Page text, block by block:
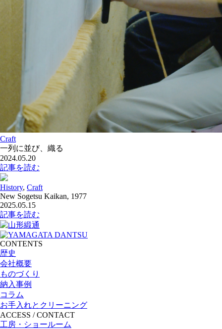
Craft
一列に並び、織る
2024.05.20
記事を読む
History, Craft
New Sogetsu Kaikan, 1977
2025.05.15
記事を読む
CONTENTS
歴史
会社概要
ものづくり
納入事例
コラム
お手入れとクリーニング
ACCESS / CONTACT
工房・ショールーム